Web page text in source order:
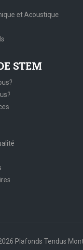
et Acoustique
STEM
Plafonds Tendus